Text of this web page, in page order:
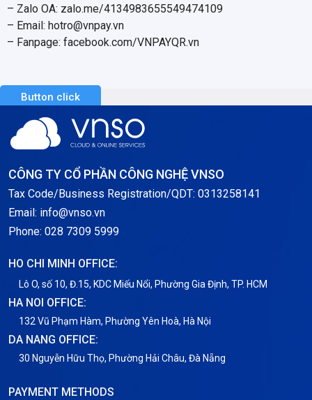
– Zalo OA: zalo.me/4134983655549474109
– Email: hotro@vnpay.vn
– Fanpage: facebook.com/VNPAYQR.vn
Button click
CÔNG TY CỔ PHẦN CÔNG NGHỆ VNSO
Tax Code/Business Registration/QDT: 0313258141
Email: info@vnso.vn
Phone: 028 7309 5999
HO CHI MINH OFFICE:
Lô O, số 10, Đ.15, KDC Miếu Nổi, Phường Gia Định, TP. HCM
HA NOI OFFICE:
132 Vũ Phạm Hàm, Phường Yên Hoà, Hà Nội
DA NANG OFFICE:
30 Nguyễn Hữu Thọ, Phường Hải Châu, Đà Nẵng
PAYMENT METHODS